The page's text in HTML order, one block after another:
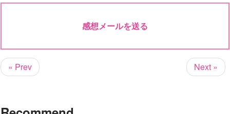
感想メールを送る
« Prev Next »